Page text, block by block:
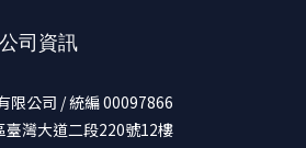
公司資訊
限公司 / 統編 00097866
臺灣大道二段220號12樓